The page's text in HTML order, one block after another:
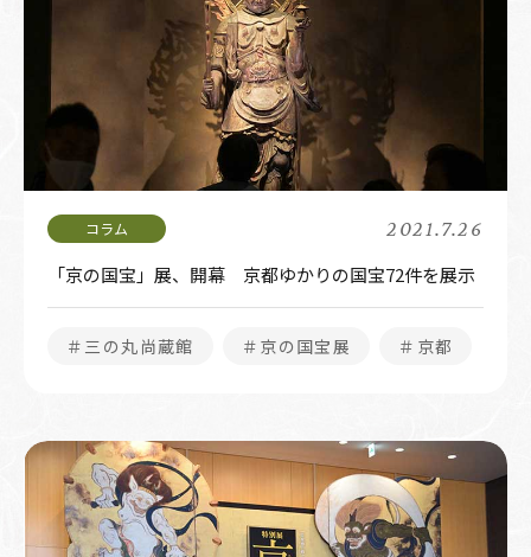
2021.7.26
「京の国宝」展、開幕 京都ゆかりの国宝72件を展示
＃三の丸尚蔵館 ＃京の国宝展 ＃京都